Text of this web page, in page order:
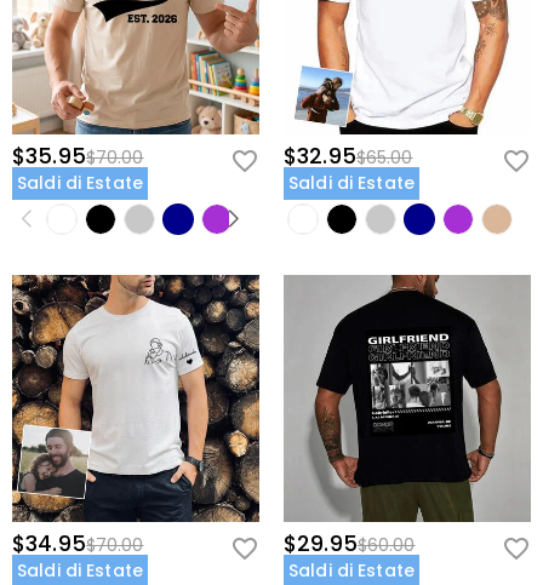
$35.95$70.00
Saldi di Estate
$32.95$65.00
Saldi di Estate
$34.95$70.00
Saldi di Estate
$29.95$60.00
Saldi di Estate